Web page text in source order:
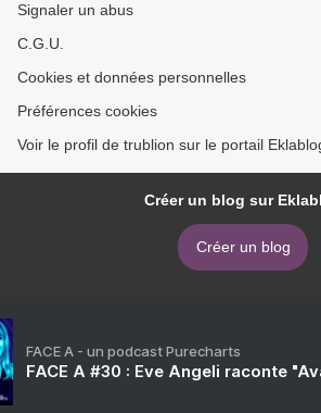
Signaler un abus
C.G.U.
Cookies et données personnelles
Préférences cookies
Voir le profil de trublion sur le portail
Créer un blog sur
Créer un blog
FACE A - un podcast Purecharts
FACE A #30 : Eve Angeli raconte